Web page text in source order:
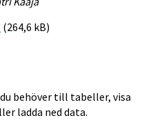
(264,6 kB)
behöver till tabeller, visa
ladda ned data.